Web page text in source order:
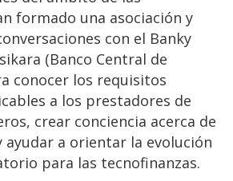
formado una asociación y
con el Banky
(Banco Central de
conocer los requisitos
a los prestadores de
crear conciencia acerca de
ayudar a orientar la evolución
para las tecnofinanzas.